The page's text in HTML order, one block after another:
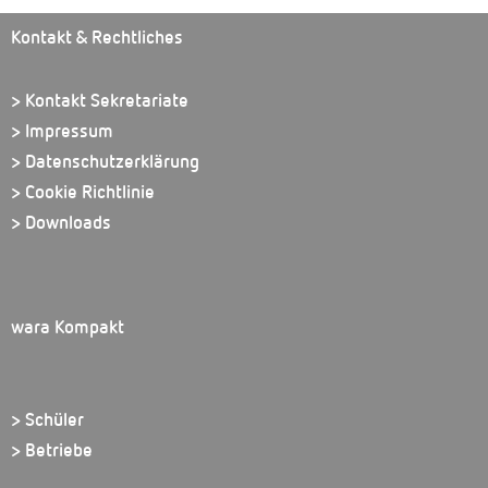
Kontakt & Rechtliches
> Kontakt Sekretariate
> Impressum
> Datenschutzerklärung
> Cookie Richtlinie
> Downloads
wara Kompakt
> Schüler
> Betriebe